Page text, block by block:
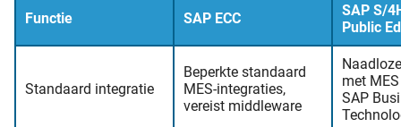
Functie SAP ECC
SAP S/
Public
Standaard integratie
Beperkte standaard
MES-integraties,
vereist middleware
met MES
SAP